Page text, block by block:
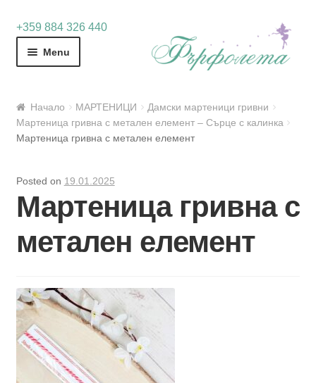
+359 884 326 440
Skip
Skip
Menu
Начало МАРТЕНИЦИ
Дамски мартеници гривни
Мартеница гривна с метален елемент – Сърце с калинка
Мартеница гривна с метален елемент
Posted on 19.01.2025
Мартеница гривна с
метален елемент